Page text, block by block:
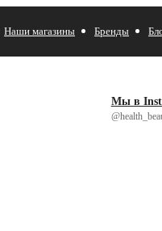
Наши магазины Бренды
Мы в